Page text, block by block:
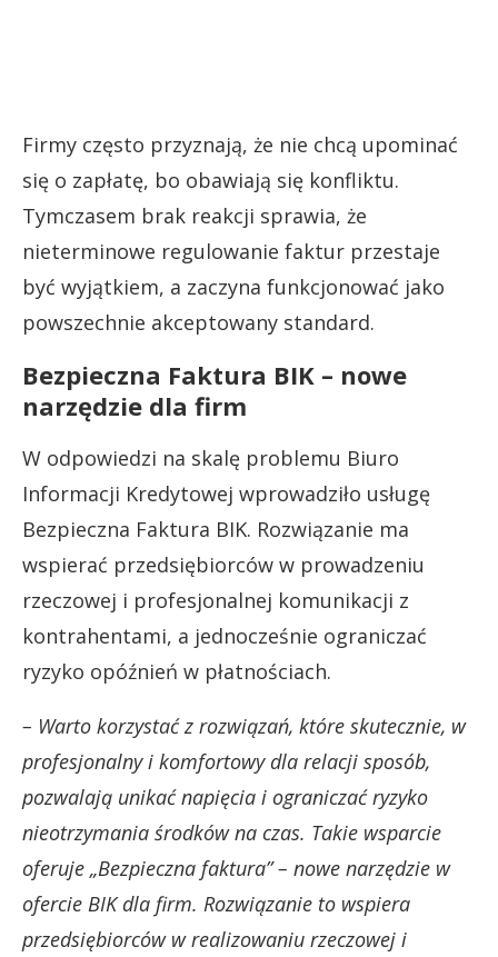
Firmy często przyznają, że nie chcą upominać
się o zapłatę, bo obawiają się konfliktu.
Tymczasem brak reakcji sprawia, że
nieterminowe regulowanie faktur przestaje
być wyjątkiem, a zaczyna funkcjonować jako
powszechnie akceptowany standard.
Bezpieczna Faktura BIK – nowe
narzędzie dla firm
W odpowiedzi na skalę problemu Biuro
Informacji Kredytowej wprowadziło usługę
Bezpieczna Faktura BIK. Rozwiązanie ma
wspierać przedsiębiorców w prowadzeniu
rzeczowej i profesjonalnej komunikacji z
kontrahentami, a jednocześnie ograniczać
ryzyko opóźnień w płatnościach.
– Warto korzystać z rozwiązań, które skutecznie, w
profesjonalny i komfortowy dla relacji sposób,
pozwalają unikać napięcia i ograniczać ryzyko
nieotrzymania środków na czas. Takie wsparcie
oferuje „Bezpieczna faktura” – nowe narzędzie w
ofercie BIK dla firm. Rozwiązanie to wspiera
przedsiębiorców w realizowaniu rzeczowej i